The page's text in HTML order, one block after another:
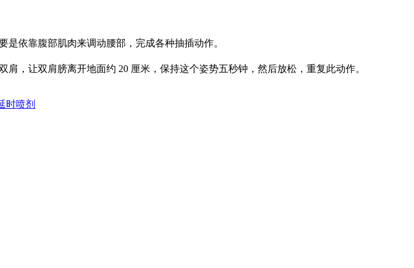
依靠腹部肌肉来调动腰部，完成各种抽插动作。
，让双肩膀离开地面约 20 厘米，保持这个姿势五秒钟，然后放松，重复此动作。
时喷剂